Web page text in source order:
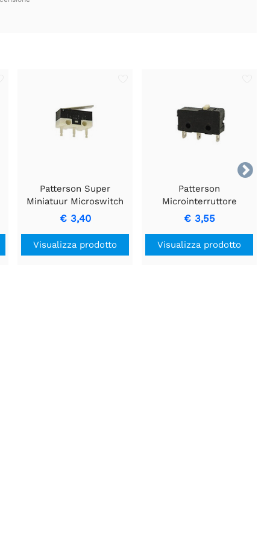

Patterson Super
Miniatuur Microswitch
3A - Controllo
Compatto per Ambienti
con Spazio Limitato
€ 3,40
Visualizza prodotto
Patterson
Microinterruttore
compatto 5A per
applicazioni di
precisione
€ 3,55
Visualizza prodotto